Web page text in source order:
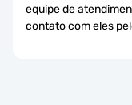
equipe de
contato com eles